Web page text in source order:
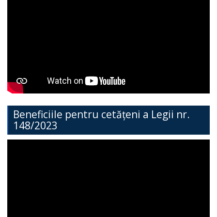
Secția
Contabilitate
Serviciul
Beneficiile pentru cetățeni a Legii nr.
148/2023